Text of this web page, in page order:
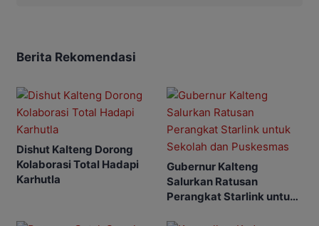
Berita Rekomendasi
Dishut Kalteng Dorong
Kolaborasi Total Hadapi
Karhutla
Gubernur Kalteng
Salurkan Ratusan
Perangkat Starlink untuk